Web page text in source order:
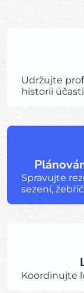
Udržujte
historii
Spravujte
sezení,
Koordinujte